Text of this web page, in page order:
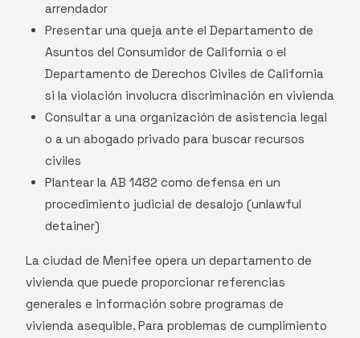
arrendador
Presentar una queja ante el Departamento de
Asuntos del Consumidor de California o el
Departamento de Derechos Civiles de California
si la violación involucra discriminación en vivienda
Consultar a una organización de asistencia legal
o a un abogado privado para buscar recursos
civiles
Plantear la AB 1482 como defensa en un
procedimiento judicial de desalojo (unlawful
detainer)
La ciudad de Menifee opera un departamento de
vivienda que puede proporcionar referencias
generales e información sobre programas de
vivienda asequible. Para problemas de cumplimiento